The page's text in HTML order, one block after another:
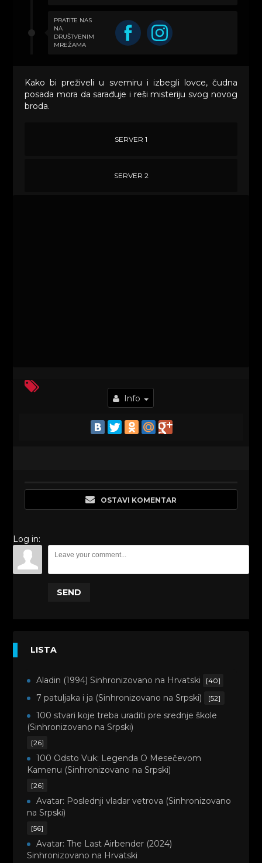
PRATITE NAS
NA
DRUŠTVENIM
MREŽAMA
Kako bi preživeli u svemiru i izbegli lovce, čudna
posada mora da sarađuje i reši misteriju svog novog
broda.
SERVER 1
SERVER 2
Info
OSTAVI KOMENTAR
Log in:
SEND
LISTA
Aladin (1994) Sinhronizovano na Hrvatski [40]
7 patuljaka i ja (Sinhronizovano na Srpski) [52]
100 stvari koje treba uraditi pre srednje škole
(Sinhronizovano na Srpski)
[26]
100 Odsto Vuk: Legenda O Mesečevom
Kamenu (Sinhronizovano na Srpski)
[26]
Avatar: Poslednji vladar vetrova (Sinhronizovano
na Srpski)
[56]
Avatar: The Last Airbender (2024)
Sinhronizovano na Hrvatski